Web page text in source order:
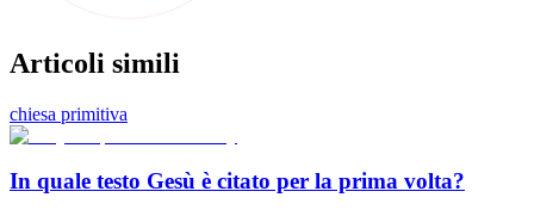
Articoli simili
chiesa primitiva
In quale testo Gesù è citato per la prima volta?